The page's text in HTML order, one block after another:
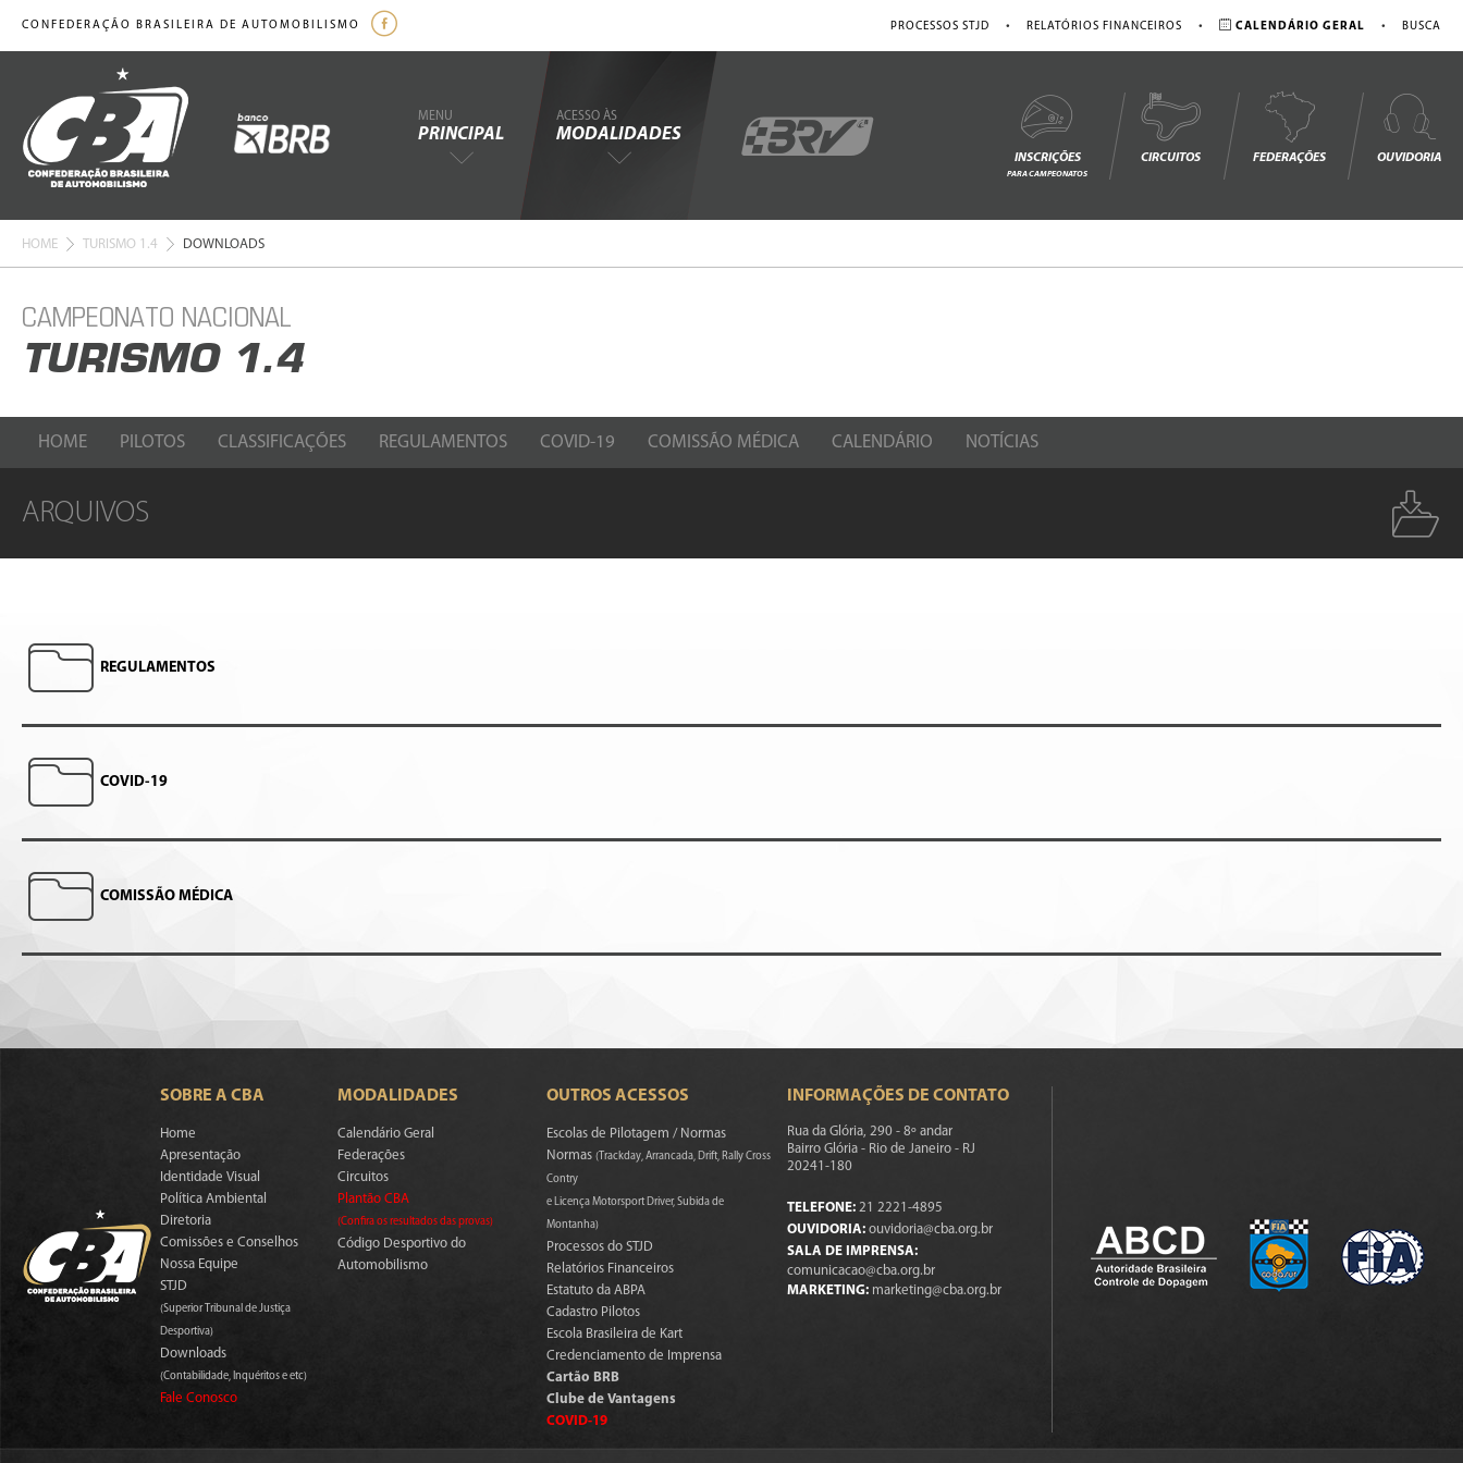
CONFEDERAÇÃO BRASILEIRA DE AUTOMOBILISMO PROCESSOS STJD • RELATÓRIOS FINANCEIROS • CALENDÁRIO GERAL • BUSCA
MENU
PRINCIPAL
ACESSO ÀS
MODALIDADES
INSCRIÇÕES
PARA CAMPEONATOS
CIRCUITOS FEDERAÇÕES OUVIDORIA
HOME TURISMO 1.4 DOWNLOADS
CAMPEONATO NACIONAL
TURISMO 1.4
HOME PILOTOS CLASSIFICAÇÕES REGULAMENTOS COVID-19 COMISSÃO MÉDICA CALENDÁRIO NOTÍCIAS
ARQUIVOS
REGULAMENTOS
COVID-19
COMISSÃO MÉDICA
SOBRE A CBA
Home
Apresentação
Identidade Visual
Política Ambiental
Diretoria
Comissões e Conselhos
Nossa Equipe
STJD
(Superior Tribunal de Justiça
Desportiva)
Downloads
(Contabilidade, Inquéritos e etc)
Fale Conosco
MODALIDADES
Calendário Geral
Federações
Circuitos
Plantão CBA
(Confira os resultados das provas)
Código Desportivo do
Automobilismo
OUTROS ACESSOS
Escolas de Pilotagem / Normas
Normas(Trackday, Arrancada, Drift, Rally Cross
Contry
e Licença Motorsport Driver, Subida de
Montanha)
Processos do STJD
Relatórios Financeiros
Estatuto da ABPA
Cadastro Pilotos
Escola Brasileira de Kart
Credenciamento de Imprensa
Cartão BRB
Clube de Vantagens
COVID-19
INFORMAÇÕES DE CONTATO
Rua da Glória, 290 - 8º andar
Bairro Glória - Rio de Janeiro - RJ
20241-180
TELEFONE: 21 2221-4895
OUVIDORIA: ouvidoria@cba.org.br
SALA DE IMPRENSA:
comunicacao@cba.org.br
MARKETING: marketing@cba.org.br